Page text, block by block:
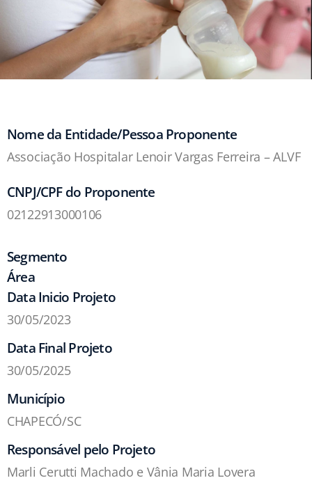
Nome da Entidade/Pessoa Proponente
Associação Hospitalar Lenoir Vargas Ferreira – ALVF
CNPJ/CPF do Proponente
02122913000106
Segmento
Área
Data Inicio Projeto
30/05/2023
Data Final Projeto
30/05/2025
Município
CHAPECÓ/SC
Responsável pelo Projeto
Marli Cerutti Machado e Vânia Maria Lovera